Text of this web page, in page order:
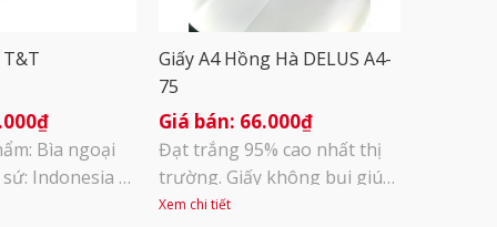
₫
Bìa ngoại
Indonesia –
– Đóng
Giấy A4 Hồng Hà DELUS A4-
75
66.000₫
Đạt trắng 95% cao nhất thị
trường. Giấy không bụi giúp
đảm bảo sức khoẻ người sử
Xem chi tiết